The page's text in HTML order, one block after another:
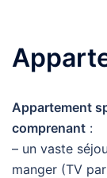
Appartement
comprenant :
– un vaste
manger (TV